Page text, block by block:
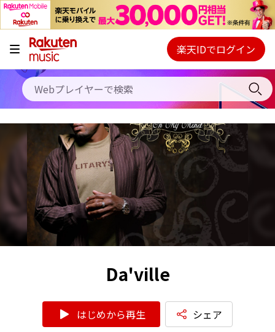
キャンペーン
料金プラン
使い方
初回30日間無料お試し
Webプレイヤー
ご契約内容の確認・変更
楽天IDでログイン
Da'ville
はじめから再生 シェア